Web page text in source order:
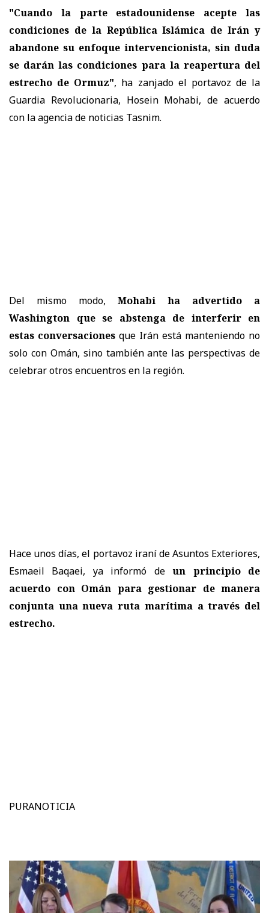
"Cuando la parte estadounidense acepte las
condiciones de la República Islámica de Irán y
abandone su enfoque intervencionista, sin duda
se darán las condiciones para la reapertura del
estrecho de Ormuz", ha zanjado el portavoz de la
Guardia Revolucionaria, Hosein Mohabi, de acuerdo
con la agencia de noticias Tasnim.
Del mismo modo, Mohabi ha advertido a
Washington que se abstenga de interferir en
estas conversaciones que Irán está manteniendo no
solo con Omán, sino también ante las perspectivas de
celebrar otros encuentros en la región.
Hace unos días, el portavoz iraní de Asuntos Exteriores,
Esmaeil Baqaei, ya informó deun principio de
acuerdo con Omán para gestionar de manera
conjunta una nueva ruta marítima a través del
estrecho.
PURANOTICIA